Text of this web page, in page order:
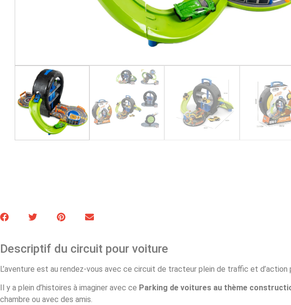
Descriptif du circuit pour voiture
L’aventure est au rendez-vous avec ce circuit de tracteur plein de traffic et d’action
Il y a plein d’histoires à imaginer avec ce Parking de voitures au thème
chambre ou avec des amis.